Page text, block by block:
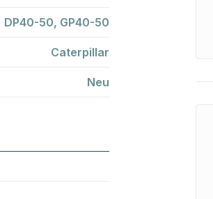
DP40-50, GP40-50
Caterpillar
Neu